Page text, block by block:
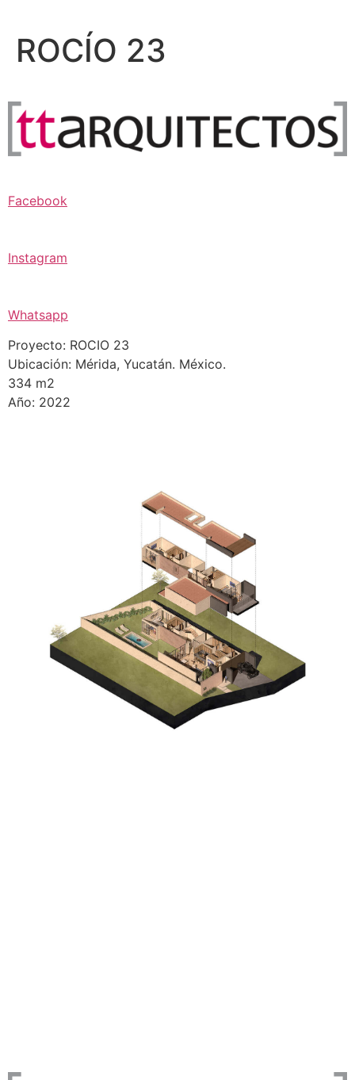
contenido
ROCÍO 23
Facebook
Instagram
Whatsapp
Proyecto: ROCIO 23
Ubicación: Mérida, Yucatán. México.
334 m2
Año: 2022